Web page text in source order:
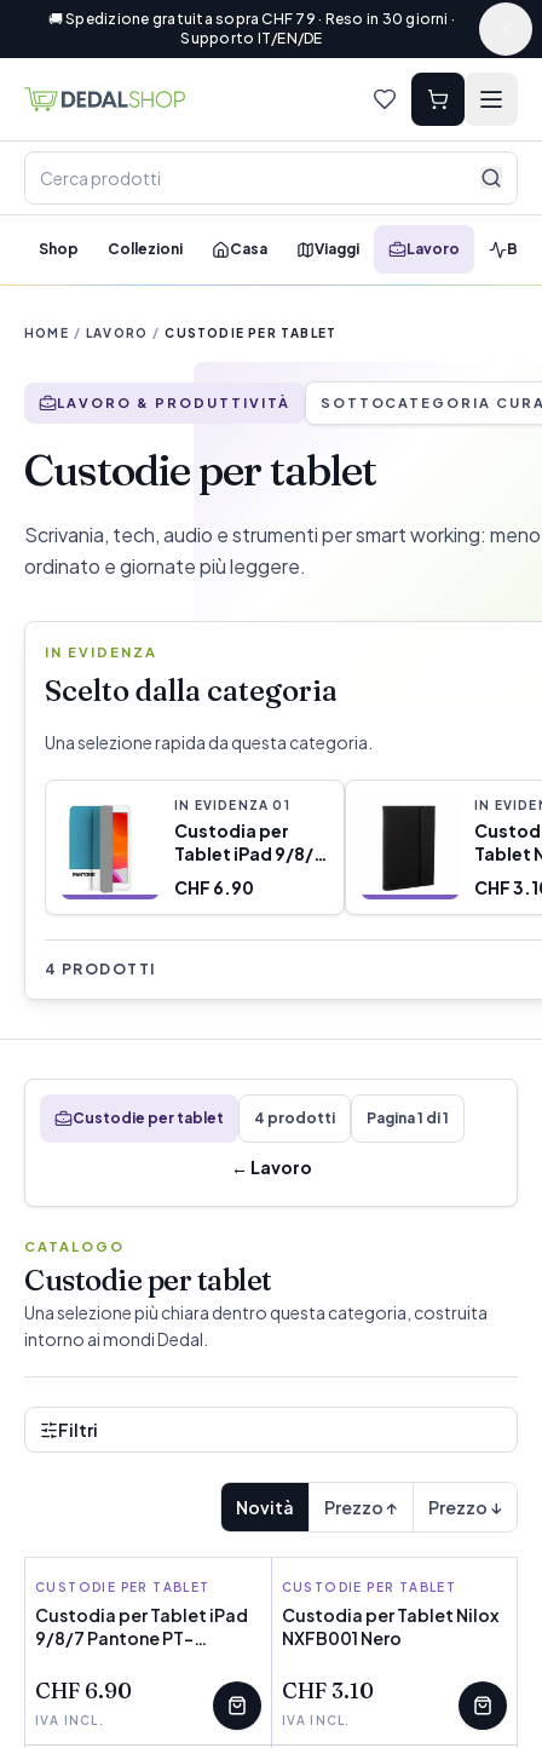
🚚 Spedizione gratuita sopra CHF 79 · Reso in 30 giorni ·
Supporto IT/EN/DE
Shop Collezioni Casa Viaggi Lavoro
HOME / LAVORO / CUSTODIE PER TABLET
LAVORO & PRODUTTIVITÀ SOTTOCATEGORIA
Custodie per tablet
Scrivania, tech, audio e strumenti per smart working:
ordinato e giornate più leggere.
IN EVIDENZA
Scelto dalla categoria
Una selezione rapida da questa categoria.
IN EVIDENZA 0 1
Custodia per
Tablet iPad 9/8/7
Pantone PT-
IPC9TH00G1
CHF 6.90
IN
Tablet
CHF
4 PRODOTTI
Custodie per tablet 4 prodotti Pagina 1 di 1
← Lavoro
CATALOGO
Custodie per tablet
Una selezione più chiara dentro questa categoria, costruita
intorno ai mondi Dedal.
Filtri
Novità Prezzo ↑ Prezzo ↓
PANTONE
POCHI PEZZI
CUSTODIE PER TABLET
Custodia per Tablet iPad
9/8/7 Pantone PT-
CHF 6.90
IVA INCL.
NILOX
POCHI PEZZI
CUSTODIE PER TABLET
Custodia per Tablet Nilox
NXFB001 Nero
CHF 3.10
IVA INCL.